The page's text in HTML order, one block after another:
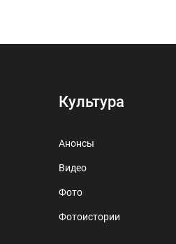
Культура
Анонсы
Видео
Фото
Фотоистории